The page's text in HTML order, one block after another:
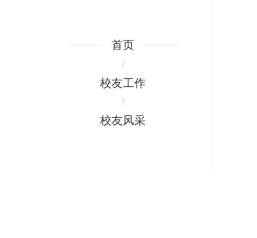
首页
/
校友工作
/
校友风采